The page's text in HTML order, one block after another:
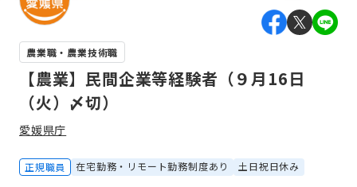
農業職・農業技術職
【農業】民間企業等経験者（９月16日
（火）〆切）
愛媛県庁
正規職員 在宅勤務・リモート勤務制度あり 土日祝日休み